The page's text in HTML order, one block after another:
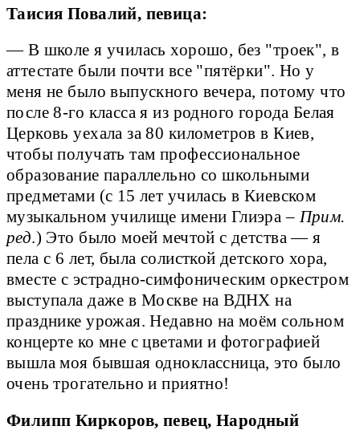
Таисия Повалий, певица:
— В школе я училась хорошо, без "троек", в
аттестате были почти все "пятёрки". Но у
меня не было выпускного вечера, потому что
после 8-го класса я из родного города Белая
Церковь уехала за 80 километров в Киев,
чтобы получать там профессиональное
образование параллельно со школьными
предметами (с 15 лет училась в Киевском
музыкальном училище имени Глиэра – Прим.
ред.) Это было моей мечтой с детства — я
пела с 6 лет, была солисткой детского хора,
вместе с эстрадно-симфоническим оркестром
выступала даже в Москве на ВДНХ на
празднике урожая. Недавно на моём сольном
концерте ко мне с цветами и фотографией
вышла моя бывшая одноклассница, это было
очень трогательно и приятно!
Филипп Киркоров, певец, Народный